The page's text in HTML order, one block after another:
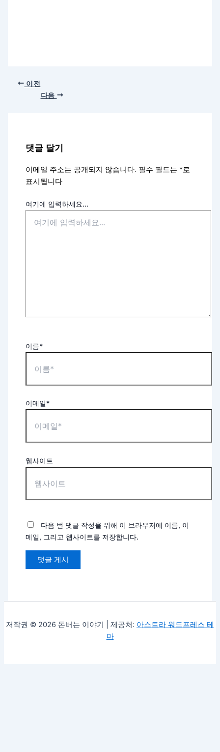
이전
다음
댓글 달기
이메일 주소는 공개되지 않습니다. 필수 필드는 *로
표시됩니다
여기에 입력하세요...
이름*
이메일*
웹사이트
다음 번 댓글 작성을 위해 이 브라우저에 이름, 이
메일, 그리고 웹사이트를 저장합니다.
저작권 © 2026 돈버는 이야기 | 제공처: 아스트라 워드프레스 테
마